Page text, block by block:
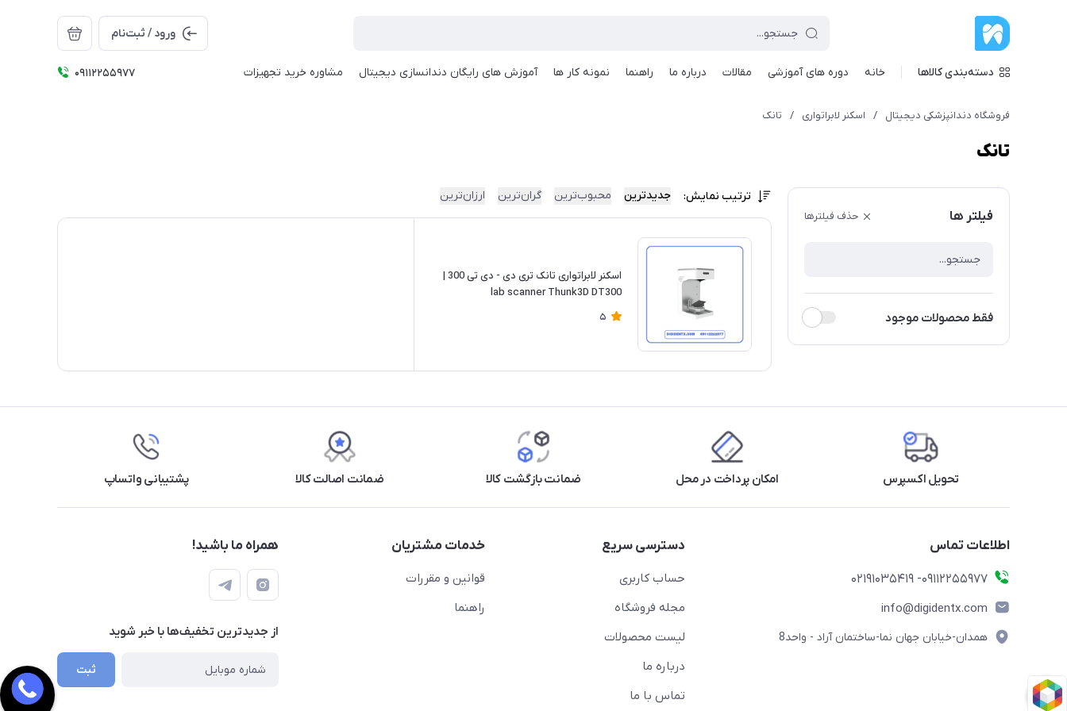
ورود / ثبت‌نام
دسته‌بندی کالاها خانه دوره های آموزشی مقالات درباره ما راهنما نمونه کار ها آموزش های رایگان دندانسازی دیجیتال مشاوره خرید تجهیزات 09112255977
فروشگاه دندانپزشکی دیجیتال / اسکنر لابراتواری / تانک
تانک
فیلتر ها حذف فیلترها
فقط محصولات موجود
ترتیب نمایش: جدیدترین محبوب‌ترین گران‌ترین ارزان‌ترین
اسکنر لابراتواری تانک تری دی - دی تی 300 |
lab scanner Thunk3D DT300
5
تحویل اکسپرس امکان پرداخت در محل ضمانت بازگشت کالا ضمانت اصالت کالا پشتیبانی واتساپ
اطلاعات تماس
09112255977- 02191035419
info@digidentx.com
همدان-خیابان جهان نما-ساختمان آراد - واحد8
دسترسی سریع
حساب کاربری
مجله فروشگاه
لیست محصولات
درباره ما
تماس با ما
خدمات مشتریان
قوانین و مقررات
راهنما
همراه ما باشید!
از جدید‌ترین تخفیف‌ها با‌ خبر شوید
ثبت